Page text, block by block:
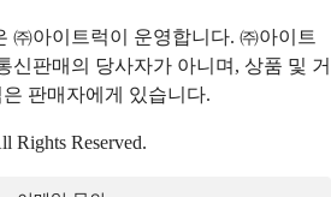
㈜아이트럭이 운영합니다. ㈜아이트
신판매의 당사자가 아니며, 상품 및 거
판매자에게 있습니다.
Rights Reserved.